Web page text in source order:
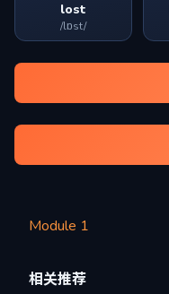
lost
/lɒst/
Module 1
相关推荐